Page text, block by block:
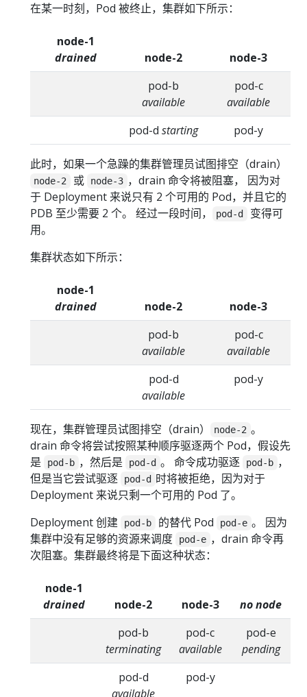
在某一时刻，Pod 被终止，集群如下所示：
node-1
drained
node-2
node-3
pod-b
available
pod-c
available
pod-d starting pod-y
此时，如果一个急躁的集群管理员试图排空（drain）
node-2 或 node-3 ，drain 命令将被阻塞， 因为对
于 Deployment 来说只有 2 个可用的 Pod，并且它的
PDB 至少需要 2 个。 经过一段时间，
pod-d
变得可
用。
集群状态如下所示：
node-1
drained
node-2
node-3
pod-b
available
pod-c
available
pod-d
available
pod-y
现在，集群管理员试图排空（drain） node-2 。
drain 命令将尝试按照某种顺序驱逐两个 Pod，假设先
是
pod-b ，然后是 pod-d 。 命令成功驱逐 pod-b ，
但是当它尝试驱逐
pod-d 时将被拒绝，因为对于
Deployment 来说只剩一个可用的 Pod 了。
Deployment 创建
pod-b 的替代 Pod pod-e 。 因为
集群中没有足够的资源来调度
pod-e ，drain 命令再
次阻塞。集群最终将是下面这种状态：
node-1
drained
node-2 node-3
no node
pod-b
terminating
pod-c
available
pod-e
pending
pod-d
available
pod-y